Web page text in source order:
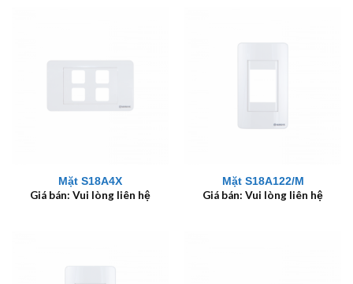
Mặt S18A4X
Giá bán: Vui lòng liên hệ
Mặt S18A122/M
Giá bán: Vui lòng liên hệ